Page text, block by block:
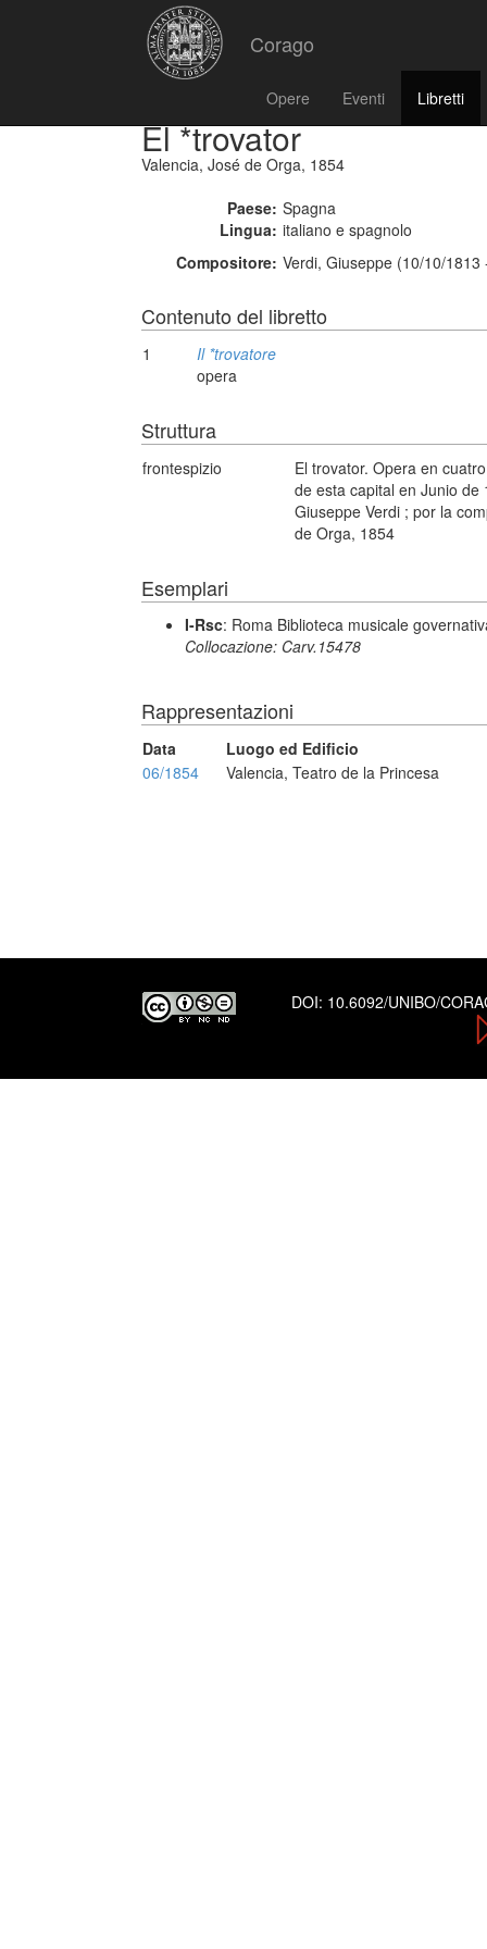
Corago
Opere Eventi Libretti
El *trovator
Valencia, José de Orga, 1854
Paese: Spagna
Lingua: italiano e spagnolo
Compositore: Verdi, Giuseppe (10/10/
Contenuto del libretto
1
Il *trovatore
opera
Struttura
frontespizio
El trovator. Opera en
de esta capital en Junio
Giuseppe Verdi ; por la
de Orga, 1854
Esemplari
I-Rsc: Roma Biblioteca musicale
Collocazione: Carv.15478
Rappresentazioni
Data
Luogo ed Edificio
06/1854
Valencia, Teatro de la Princesa
DOI: 10.6092/UNIBO/